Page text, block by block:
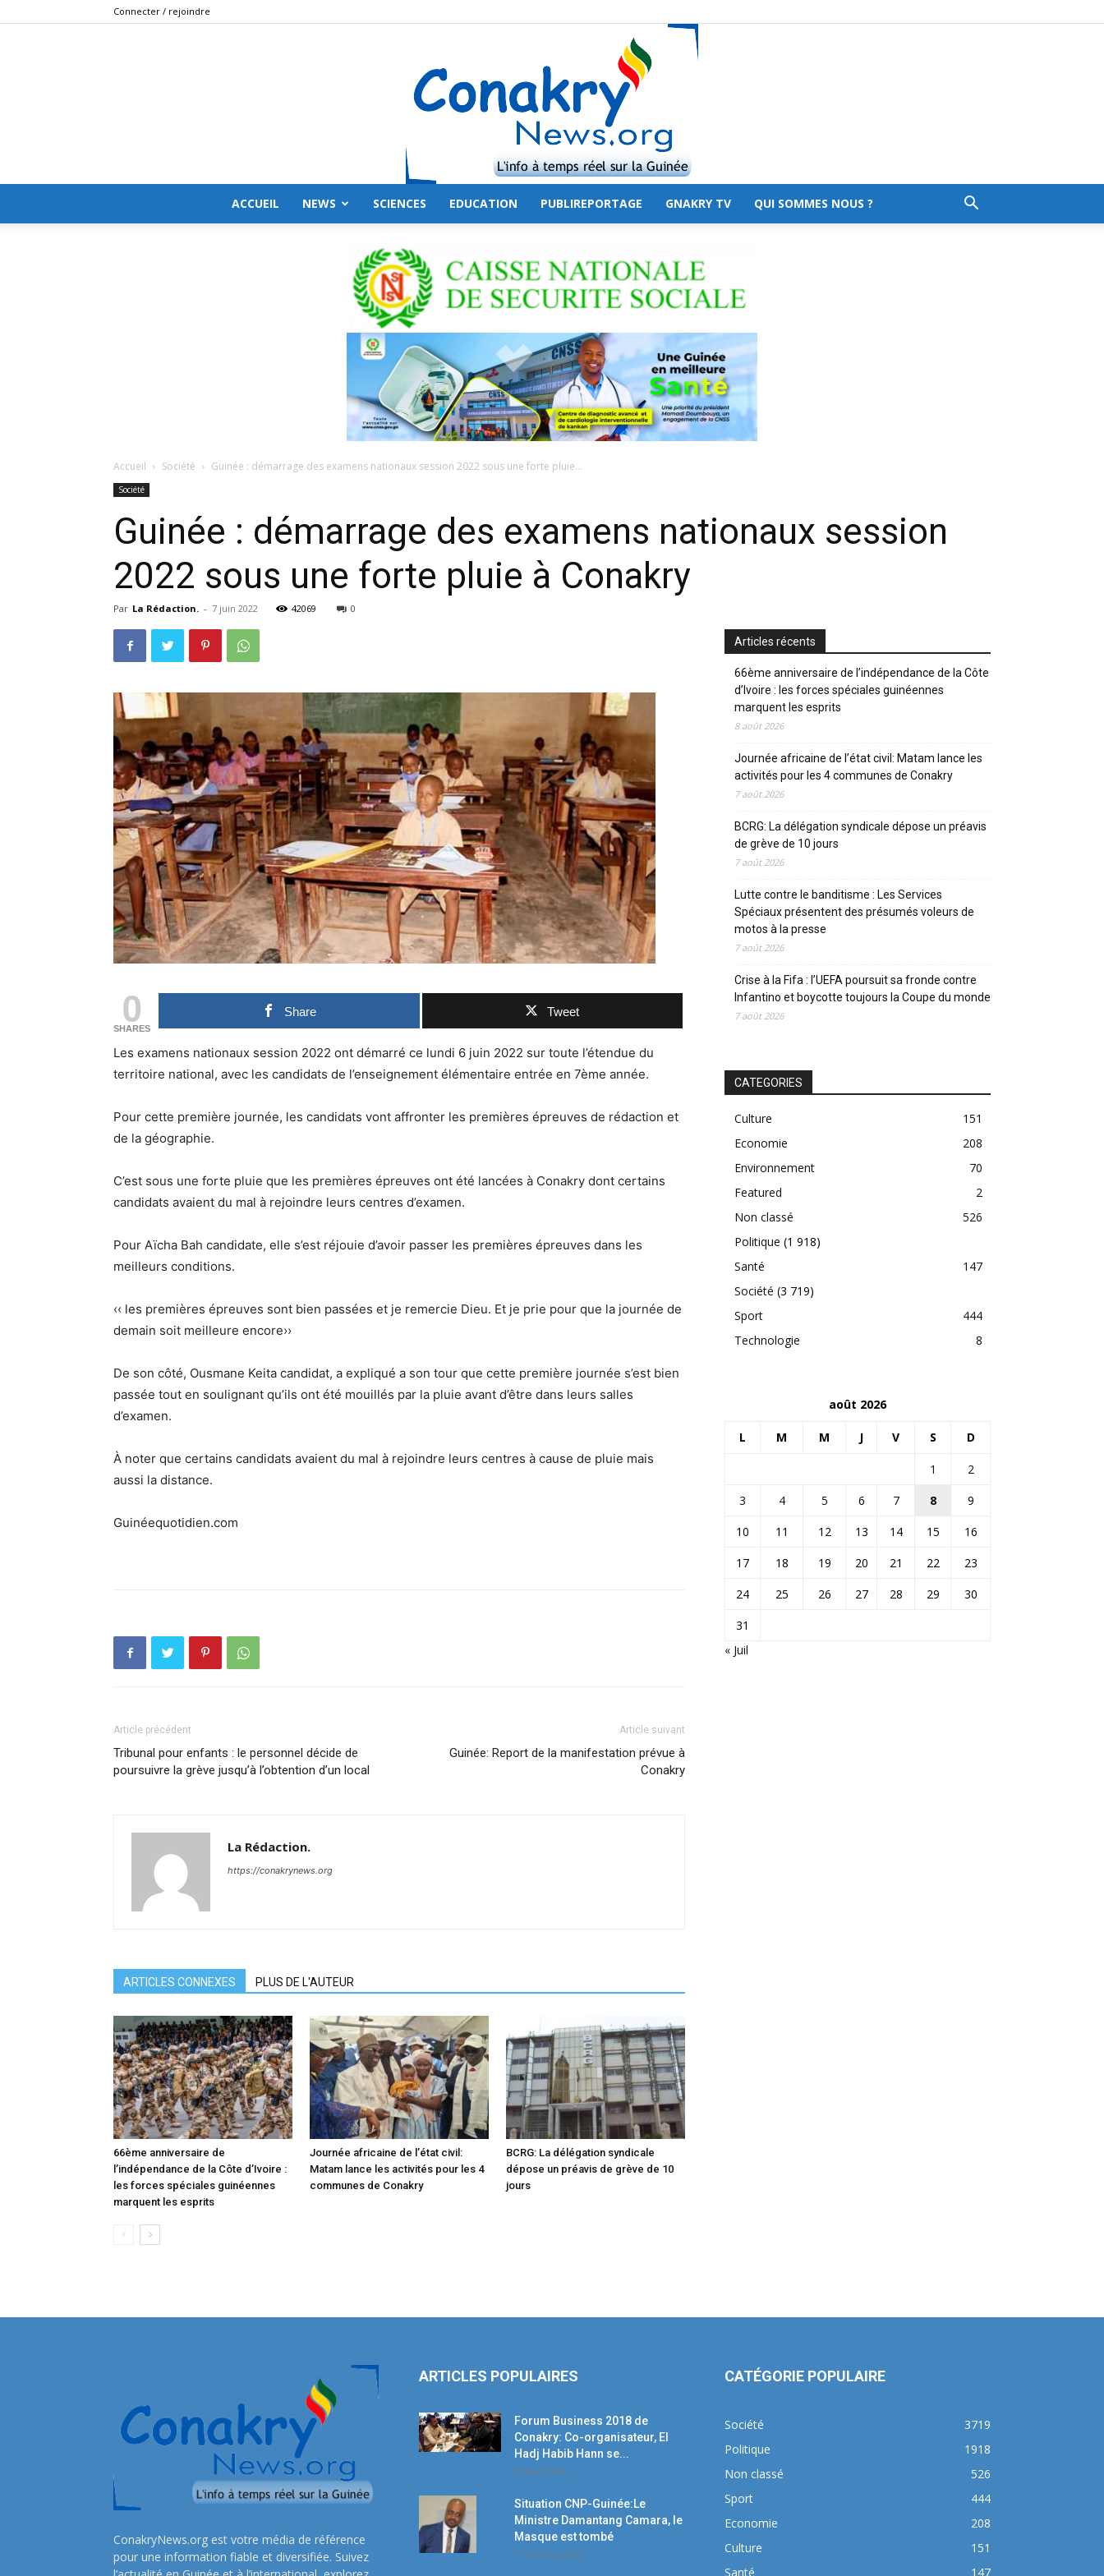
Connecter / rejoindre
ACCUEIL NEWS SCIENCES EDUCATION PUBLIREPORTAGE GNAKRY TV QUI SOMMES NOUS ?
Accueil Société Guinée : démarrage des examens nationaux session 2022 sous une forte pluie...
Société
Guinée : démarrage des examens nationaux session
2022 sous une forte pluie à Conakry
Par La Rédaction. - 7 juin 2022 42069 0
0
SHARES
Share Tweet
Les examens nationaux session 2022 ont démarré ce lundi 6 juin 2022 sur toute l’étendue du
territoire national, avec les candidats de l’enseignement élémentaire entrée en 7ème année.
Pour cette première journée, les candidats vont affronter les premières épreuves de rédaction et
de la géographie.
C’est sous une forte pluie que les premières épreuves ont été lancées à Conakry dont certains
candidats avaient du mal à rejoindre leurs centres d’examen.
Pour Aïcha Bah candidate, elle s’est réjouie d’avoir passer les premières épreuves dans les
meilleurs conditions.
‹‹ les premières épreuves sont bien passées et je remercie Dieu. Et je prie pour que la journée de
demain soit meilleure encore››
De son côté, Ousmane Keita candidat, a expliqué a son tour que cette première journée s’est bien
passée tout en soulignant qu’ils ont été mouillés par la pluie avant d’être dans leurs salles
d’examen.
À noter que certains candidats avaient du mal à rejoindre leurs centres à cause de pluie mais
aussi la distance.
Guinéequotidien.com
Article précédent
Tribunal pour enfants : le personnel décide de
poursuivre la grève jusqu’à l’obtention d’un local
Article suivant
Guinée: Report de la manifestation prévue à
Conakry
La Rédaction.
https://conakrynews.org
ARTICLES CONNEXES PLUS DE L'AUTEUR
66ème anniversaire de
l’indépendance de la Côte d’Ivoire :
les forces spéciales guinéennes
marquent les esprits
Journée africaine de l’état civil:
Matam lance les activités pour les 4
communes de Conakry
BCRG: La délégation syndicale
dépose un préavis de grève de 10
jours
Articles récents
66ème anniversaire de l’indépendance de la Côte
d’Ivoire : les forces spéciales guinéennes
marquent les esprits
8 août 2026
Journée africaine de l’état civil: Matam lance les
activités pour les 4 communes de Conakry
7 août 2026
BCRG: La délégation syndicale dépose un préavis
de grève de 10 jours
7 août 2026
Lutte contre le banditisme : Les Services
Spéciaux présentent des présumés voleurs de
motos à la presse
7 août 2026
Crise à la Fifa : l’UEFA poursuit sa fronde contre
Infantino et boycotte toujours la Coupe du monde
7 août 2026
CATEGORIES
Culture
151
Economie
208
Environnement
70
Featured
2
Non classé
526
Politique (1 918)
Santé
147
Société (3 719)
Sport
444
Technologie
8
août 2026
L M M J V S D
1
2
3
4 5 6 7 8
9
10
11 12 13 14 15
16
17
18 19 20 21 22
23
24
25 26 27 28 29
30
31
« Juil
ConakryNews.org est votre média de référence
pour une information fiable et diversifiée. Suivez
ARTICLES POPULAIRES
Forum Business 2018 de
Conakry: Co-organisateur, El
Hadj Habib Hann se...
19 avril 2018
Situation CNP-Guinée:Le
Ministre Damantang Camara, le
Masque est tombé
11 octobre 2017
CATÉGORIE POPULAIRE
Société
3719
Politique
1918
Non classé
526
Sport
444
Economie
208
Culture
151
Santé
147